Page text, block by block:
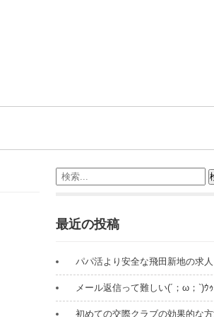
最近の投稿
パパ活より安全な飛田新地の求人
メール返信って難しい(´；ω；`)ｳ
初めての交際クラブの効果的な